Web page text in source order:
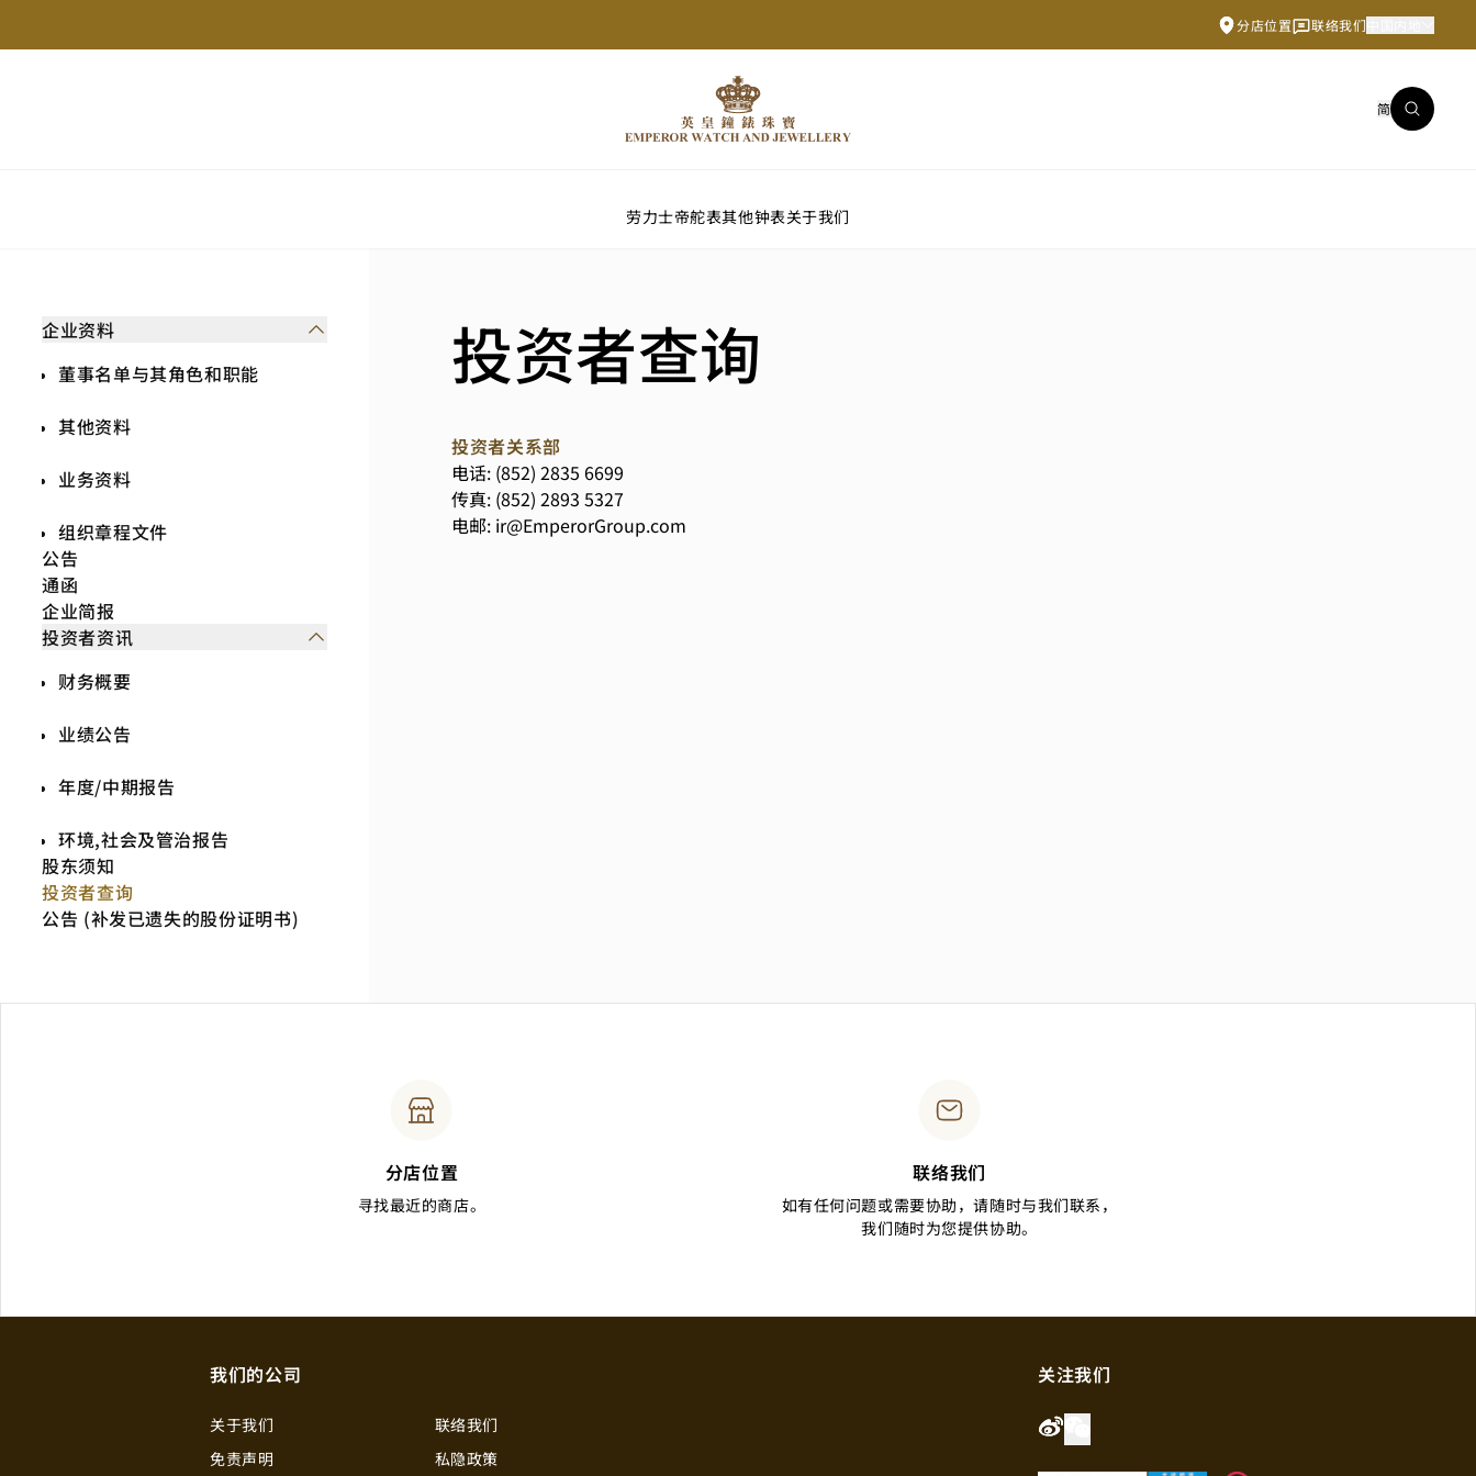
分店位置 联络我们
简
劳力士帝舵表其他钟表关于我们
企业资料
董事名单与其角色和职能
其他资料
业务资料
组织章程文件
公告
通函
企业简报
投资者资讯
财务概要
业绩公告
年度/中期报告
环境,社会及管治报告
股东须知
投资者查询
公告 (补发已遗失的股份证明书)
投资者查询
投资者关系部
电话: (852) 2835 6699
传真: (852) 2893 5327
电邮: ir@EmperorGroup.com
分店位置
寻找最近的商店。
联络我们
如有任何问题或需要协助，请随时与我们联系，
我们随时为您提供协助。
我们的公司
关于我们
联络我们
免责声明
私隐政策
关注我们